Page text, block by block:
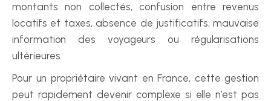
montants non collectés, confusion entre revenus
locatifs et taxes, absence de justificatifs, mauvaise
information des voyageurs ou régularisations
ultérieures.
Pour un propriétaire vivant en France, cette gestion
peut rapidement devenir complexe si elle n’est pas